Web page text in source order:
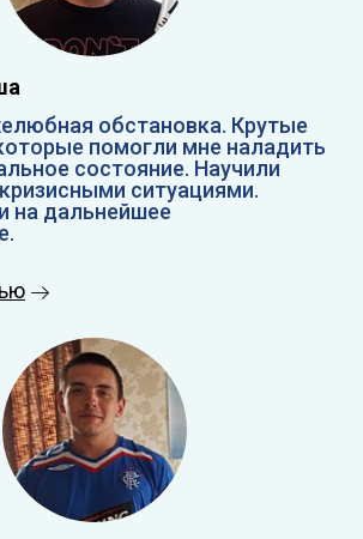
обстановка. Крутые
помогли мне наладить
состояние. Научили
ситуациями.
на дальнейшее